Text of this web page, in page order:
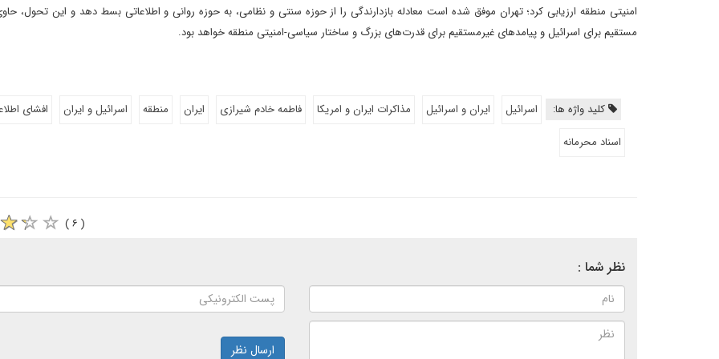
امنیتی منطقه ارزیابی کرد؛ تهران موفق شده است معادله بازدارندگی را از حوزه سنتی و نظامی، به حوزه روانی و اطلاعاتی بسط دهد و این تحول،
مستقیم برای اسرائیل و پیامدهای غیرمستقیم برای قدرت‌های بزرگ و ساختار سیاسی-امنیتی منطقه خواهد بود.
کلید واژه ها: اسرائیل ایران و اسرائیل مذاکرات ایران و امریکا فاطمه خادم شیرازی ایران منطقه اسرائیل و ایران
افشای
اسناد محرمانه
( ۶ )
نظر شما :
ارسال نظر